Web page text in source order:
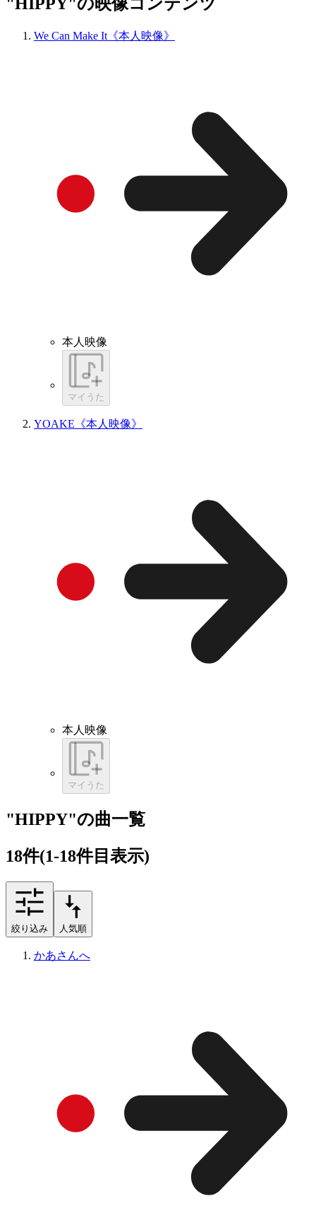
"HIPPY"の映像コンテンツ
We Can Make It《本人映像》
本人映像
マイうた
YOAKE《本人映像》
本人映像
マイうた
"HIPPY"の曲一覧
18件(1-18件目表示)
絞り込み 人気順
かあさんへ